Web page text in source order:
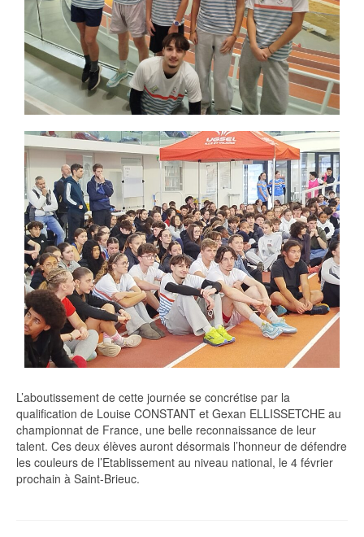
L’aboutissement de cette journée se concrétise par la
qualification de Louise CONSTANT et Gexan ELLISSETCHE au
championnat de France, une belle reconnaissance de leur
talent. Ces deux élèves auront désormais l’honneur de défendre
les couleurs de l’Etablissement au niveau national, le 4 février
prochain à Saint-Brieuc.